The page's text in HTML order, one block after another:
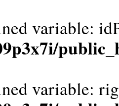
variable:
variable: